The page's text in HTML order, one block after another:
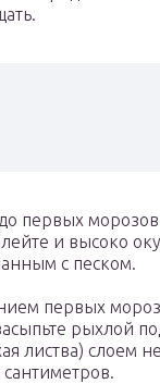
первых
и высоко
с песком.
первых
рыхлой
листва) слоем
сантиметров.